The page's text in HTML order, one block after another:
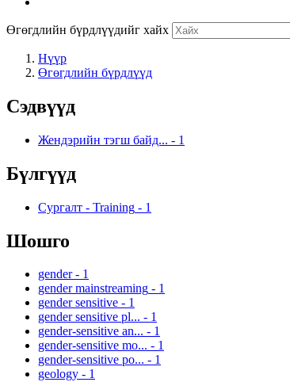
Өгөгдлийн бүрдлүүдийг хайх
Нүүр
Өгөгдлийн бүрдлүүд
Сэдвүүд
Жендэрийн тэгш байд... - 1
Бүлгүүд
Сургалт - Training - 1
Шошго
gender - 1
gender mainstreaming - 1
gender sensitive - 1
gender sensitive pl... - 1
gender-sensitive an... - 1
gender-sensitive mo... - 1
gender-sensitive po... - 1
geology - 1